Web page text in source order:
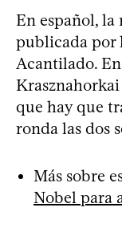
En español, la
publicada por
Acantilado.
Krasznahorkai
que hay que
ronda las dos
Más sobre
Nobel para